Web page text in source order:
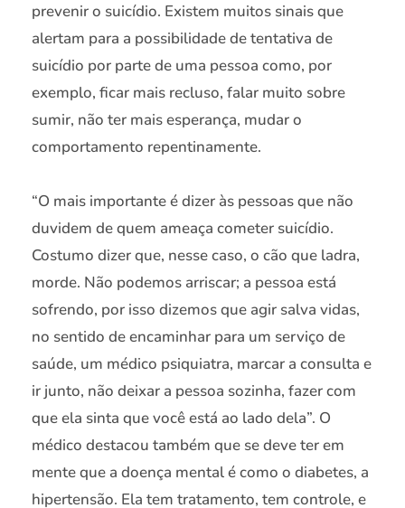
prevenir o suicídio. Existem muitos sinais que
alertam para a possibilidade de tentativa de
suicídio por parte de uma pessoa como, por
exemplo, ficar mais recluso, falar muito sobre
sumir, não ter mais esperança, mudar o
comportamento repentinamente.
“O mais importante é dizer às pessoas que não
duvidem de quem ameaça cometer suicídio.
Costumo dizer que, nesse caso, o cão que ladra,
morde. Não podemos arriscar; a pessoa está
sofrendo, por isso dizemos que agir salva vidas,
no sentido de encaminhar para um serviço de
saúde, um médico psiquiatra, marcar a consulta e
ir junto, não deixar a pessoa sozinha, fazer com
que ela sinta que você está ao lado dela”. O
médico destacou também que se deve ter em
mente que a doença mental é como o diabetes, a
hipertensão. Ela tem tratamento, tem controle, e